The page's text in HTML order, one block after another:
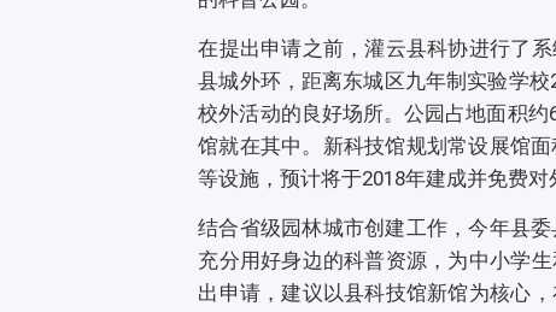
在提出申请之前，灌云县科协进行了
县城外环，距离东城区九年制实验学
校外活动的良好场所。公园占地面积
馆就在其中。新科技馆规划常设展馆
等设施，预计将于2018年建成并免费对
结合省级园林城市创建工作，今年县
充分用好身边的科普资源，为中小学
出申请，建议以县科技馆新馆为核心